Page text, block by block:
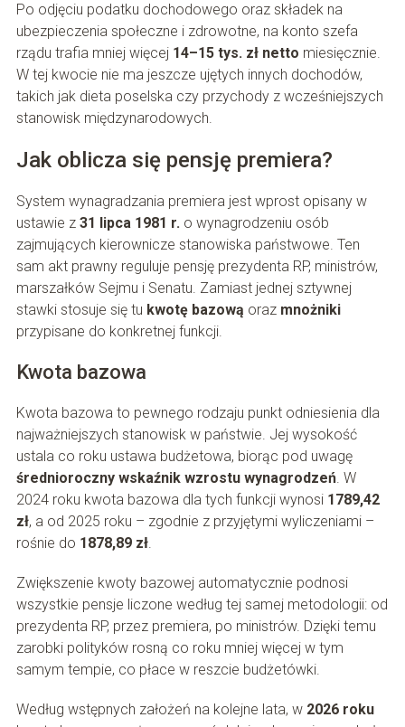
Po odjęciu podatku dochodowego oraz składek na
ubezpieczenia społeczne i zdrowotne, na konto szefa
rządu trafia mniej więcej 14–15 tys. zł netto miesięcznie.
W tej kwocie nie ma jeszcze ujętych innych dochodów,
takich jak dieta poselska czy przychody z wcześniejszych
stanowisk międzynarodowych.
Jak oblicza się pensję premiera?
System wynagradzania premiera jest wprost opisany w
ustawie z 31 lipca 1981 r.o wynagrodzeniu osób
zajmujących kierownicze stanowiska państwowe. Ten
sam akt prawny reguluje pensję prezydenta RP, ministrów,
marszałków Sejmu i Senatu. Zamiast jednej sztywnej
stawki stosuje się tu kwotę bazową oraz mnożniki
przypisane do konkretnej funkcji.
Kwota bazowa
Kwota bazowa to pewnego rodzaju punkt odniesienia dla
najważniejszych stanowisk w państwie. Jej wysokość
ustala co roku ustawa budżetowa, biorąc pod uwagę
średnioroczny wskaźnik wzrostu wynagrodzeń. W
2024 roku kwota bazowa dla tych funkcji wynosi 1789,42
zł, a od 2025 roku – zgodnie z przyjętymi wyliczeniami –
rośnie do 1878,89 zł.
Zwiększenie kwoty bazowej automatycznie podnosi
wszystkie pensje liczone według tej samej metodologii: od
prezydenta RP, przez premiera, po ministrów. Dzięki temu
zarobki polityków rosną co roku mniej więcej w tym
samym tempie, co płace w reszcie budżetówki.
Według wstępnych założeń na kolejne lata, w 2026 roku